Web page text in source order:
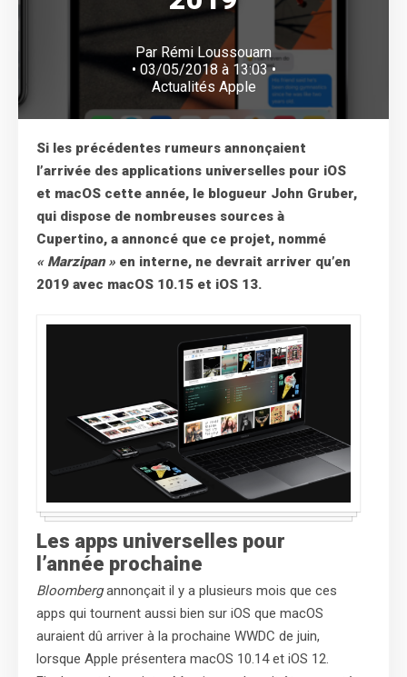
Par Rémi Loussouarn
• 03/05/2018 à 13:03 •
Actualités Apple
Si les précédentes rumeurs annonçaient
l’arrivée des applications universelles pour iOS
et macOS cette année, le blogueur John Gruber,
qui dispose de nombreuses sources à
Cupertino, a annoncé que ce projet, nommé
« Marzipan » en interne, ne devrait arriver qu’en
2019 avec macOS 10.15 et iOS 13.
Les apps universelles pour
l’année prochaine
Bloombergannonçait il y a plusieurs mois que ces
apps qui tournent aussi bien sur iOS que macOS
auraient dû arriver à la prochaine WWDC de juin,
lorsque Apple présentera macOS 10.14 et iOS 12.